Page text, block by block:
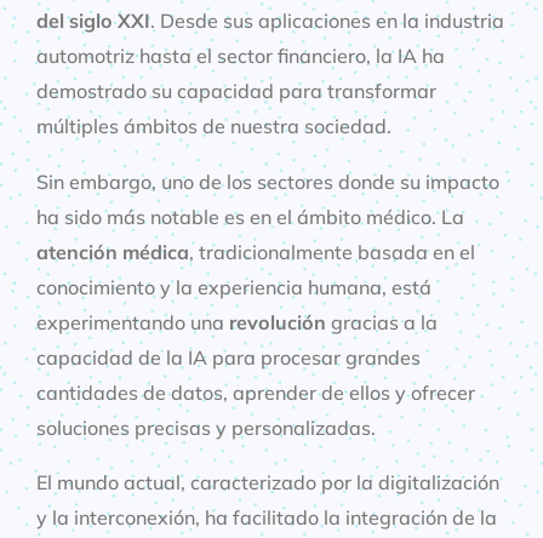
del siglo XXI. Desde sus aplicaciones en la industria
automotriz hasta el sector financiero, la IA ha
demostrado su capacidad para transformar
múltiples ámbitos de nuestra sociedad.
Sin embargo, uno de los sectores donde su impacto
ha sido más notable es en el ámbito médico. La
atención médica, tradicionalmente basada en el
conocimiento y la experiencia humana, está
experimentando una revolución gracias a la
capacidad de la IA para procesar grandes
cantidades de datos, aprender de ellos y ofrecer
soluciones precisas y personalizadas.
El mundo actual, caracterizado por la digitalización
y la interconexión, ha facilitado la integración de la